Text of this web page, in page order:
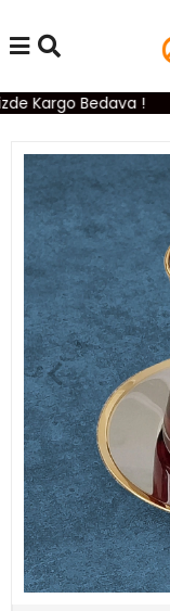
Kargo Bedava !